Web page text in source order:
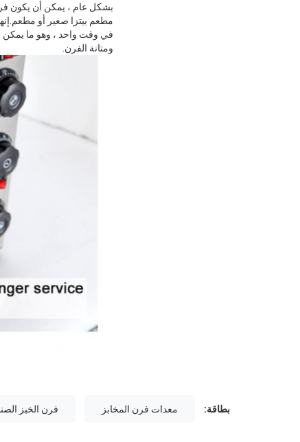
مطعم بيتزا صغير أو
في وقت واحد ، وهو ما يمكن
ومتانة الفرن.
بطاقة: معدات فرن المخابز فرن الخبز